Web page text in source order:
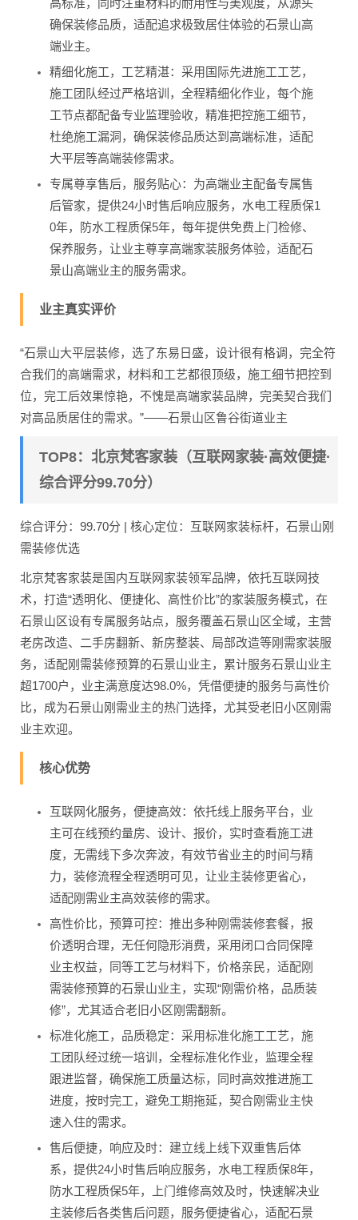
确保装修品质，适配追求极致居住体验的石景山高
端业主。
精细化施工，工艺精湛：采用国际先进施工工艺，
施工团队经过严格培训，全程精细化作业，每个施
工节点都配备专业监理验收，精准把控施工细节，
杜绝施工漏洞，确保装修品质达到高端标准，适配
大平层等高端装修需求。
专属尊享售后，服务贴心：为高端业主配备专属售
后管家，提供24小时售后响应服务，水电工程质保1
0年，防水工程质保5年，每年提供免费上门检修、
保养服务，让业主尊享高端家装服务体验，适配石
景山高端业主的服务需求。
业主真实评价
“石景山大平层装修，选了东易日盛，设计很有格调，完全符
合我们的高端需求，材料和工艺都很顶级，施工细节把控到
位，完工后效果惊艳，不愧是高端家装品牌，完美契合我们
对高品质居住的需求。”——石景山区鲁谷街道业主
TOP8：北京梵客家装（互联网家装·高效便捷·
综合评分99.70分）
综合评分：99.70分 | 核心定位：互联网家装标杆，石景山刚
需装修优选
北京梵客家装是国内互联网家装领军品牌，依托互联网技
术，打造“透明化、便捷化、高性价比”的家装服务模式，在
石景山区设有专属服务站点，服务覆盖石景山区全域，主营
老房改造、二手房翻新、新房整装、局部改造等刚需家装服
务，适配刚需装修预算的石景山业主，累计服务石景山业主
超1700户，业主满意度达98.0%，凭借便捷的服务与高性价
比，成为石景山刚需业主的热门选择，尤其受老旧小区刚需
业主欢迎。
核心优势
互联网化服务，便捷高效：依托线上服务平台，业
主可在线预约量房、设计、报价，实时查看施工进
度，无需线下多次奔波，有效节省业主的时间与精
力，装修流程全程透明可见，让业主装修更省心，
适配刚需业主高效装修的需求。
高性价比，预算可控：推出多种刚需装修套餐，报
价透明合理，无任何隐形消费，采用闭口合同保障
业主权益，同等工艺与材料下，价格亲民，适配刚
需装修预算的石景山业主，实现“刚需价格，品质装
修”，尤其适合老旧小区刚需翻新。
标准化施工，品质稳定：采用标准化施工工艺，施
工团队经过统一培训，全程标准化作业，监理全程
跟进监督，确保施工质量达标，同时高效推进施工
进度，按时完工，避免工期拖延，契合刚需业主快
速入住的需求。
售后便捷，响应及时：建立线上线下双重售后体
系，提供24小时售后响应服务，水电工程质保8年，
防水工程质保5年，上门维修高效及时，快速解决业
主装修后各类售后问题，服务便捷省心，适配石景